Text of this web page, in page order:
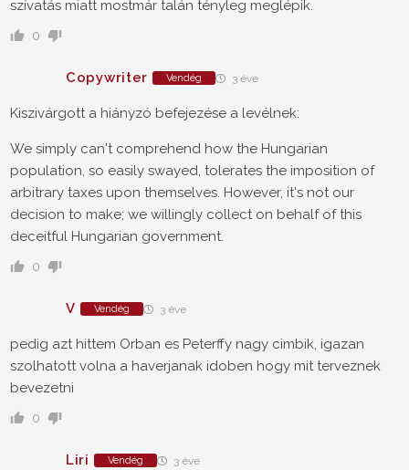
szívatás miatt mostmár talán tényleg meglépik.
0
Copywriter Vendég 3 éve
Kiszivárgott a hiányzó befejezése a levélnek:
We simply can't comprehend how the Hungarian
population, so easily swayed, tolerates the imposition of
arbitrary taxes upon themselves. However, it's not our
decision to make; we willingly collect on behalf of this
deceitful Hungarian government.
0
V Vendég 3 éve
pedig azt hittem Orban es Peterffy nagy cimbik, igazan
szolhatott volna a haverjanak idoben hogy mit terveznek
bevezetni
0
Liri Vendég 3 éve